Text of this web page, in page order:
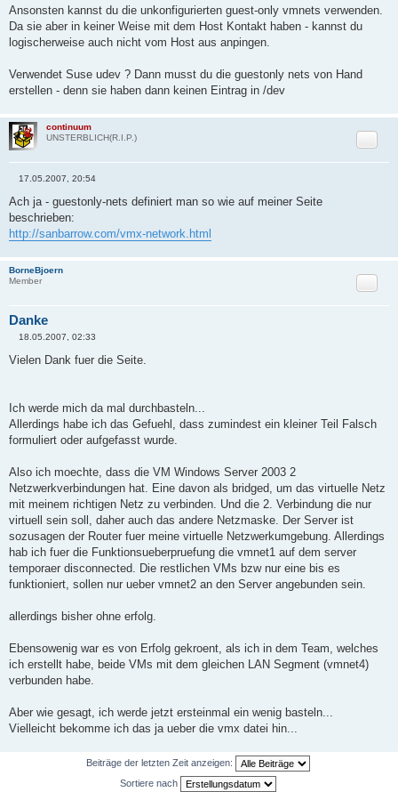
Ansonsten kannst du die unkonfigurierten guest-only vmnets verwenden.
Da sie aber in keiner Weise mit dem Host Kontakt haben - kannst du
logischerweise auch nicht vom Host aus anpingen.
Verwendet Suse udev ? Dann musst du die guestonly nets von Hand
erstellen - denn sie haben dann keinen Eintrag in /dev
continuum
UNSTERBLICH(R.I.P.)
Zitat
i
t
r
a
17.05.2007, 20:54
Ach ja - guestonly-nets definiert man so wie auf meiner Seite
beschrieben:
http://sanbarrow.com/vmx-network.html
BorneBjoern
Member
Danke
Zitat
g
18.05.2007, 02:33
Vielen Dank fuer die Seite.
Ich werde mich da mal durchbasteln...
Allerdings habe ich das Gefuehl, dass zumindest ein kleiner Teil Falsch
formuliert oder aufgefasst wurde.
Also ich moechte, dass die VM Windows Server 2003 2
Netzwerkverbindungen hat. Eine davon als bridged, um das virtuelle Netz
mit meinem richtigen Netz zu verbinden. Und die 2. Verbindung die nur
virtuell sein soll, daher auch das andere Netzmaske. Der Server ist
sozusagen der Router fuer meine virtuelle Netzwerkumgebung. Allerdings
hab ich fuer die Funktionsueberpruefung die vmnet1 auf dem server
temporaer disconnected. Die restlichen VMs bzw nur eine bis es
funktioniert, sollen nur ueber vmnet2 an den Server angebunden sein.
allerdings bisher ohne erfolg.
Ebensowenig war es von Erfolg gekroent, als ich in dem Team, welches
ich erstellt habe, beide VMs mit dem gleichen LAN Segment (vmnet4)
verbunden habe.
Aber wie gesagt, ich werde jetzt ersteinmal ein wenig basteln...
Vielleicht bekomme ich das ja ueber die vmx datei hin...
Beiträge der letzten Zeit anzeigen:
Sortiere nach